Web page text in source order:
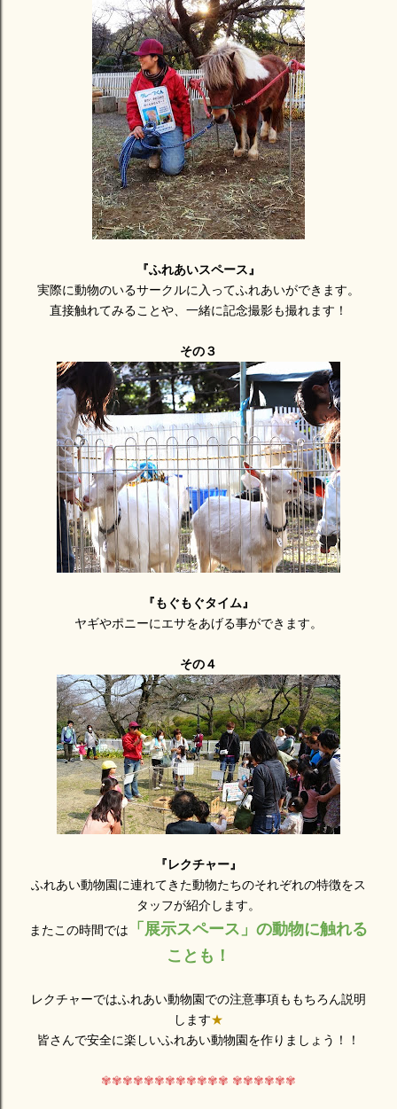
『ふれあいスペース』
実際に動物のいるサークルに入ってふれあいができます。
直接触れてみることや、一緒に記念撮影も撮れます！
その３
『もぐもぐタイム』
ヤギやポニーにエサをあげる事ができます。
その４
『レクチャー』
ふれあい動物園に連れてきた動物たちのそれぞれの特徴をス
タッフが紹介します。
またこの時間では
「展示スペース」の動物に触れる
ことも！
レクチャーではふれあい動物園での注意事項ももちろん説明
します★
皆さんで安全に楽しいふれあい動物園を作りましょう！！
✾✾✾✾✾✾✾✾✾✾✾✾ ✾✾✾✾✾✾